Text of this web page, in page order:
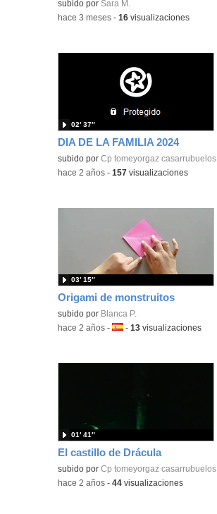
Contenido educativo.
subido por Sara M.
-hace 3 meses -16 visualizaciones
DIA DE LA FAMILIA 2024
Contenido educativo.
subido porCp tomeyorgaz casarrubuelos
02′ 37″
-hace 2 años -157 visualizaciones
Origami de monstruitos
Contenido educativo.
subido por Blanca P.
03′ 15″
-hace 2 años -Idioma:
-13 visualizaciones
El castillo de Drácula
subido porCp tomeyorgaz casarrubuelos
01′ 41″
-hace 2 años -44 visualizaciones